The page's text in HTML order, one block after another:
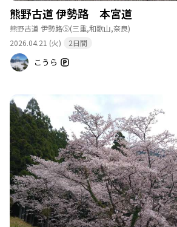
熊野古道 伊勢路 本宮道
熊野古道 伊勢路⑤(三重,和歌山,奈良)
2026.04.21 (火)
2日間
こうら